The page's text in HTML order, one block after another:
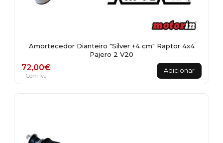
Amortecedor Dianteiro "Silver +4 cm" Raptor 4x4
Pajero 2 V20
72,00€
Com Iva
Adicionar